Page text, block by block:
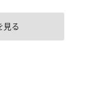
見る